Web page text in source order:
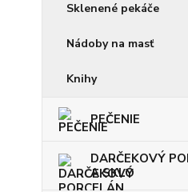
Sklenené pekáče
Nádoby na masť
Knihy
PEČENIE
DARČEKOVÝ
A SKLO